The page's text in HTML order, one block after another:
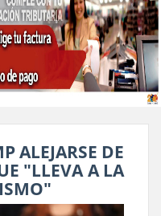
ALEJARSE DE
"LLEVA A LA